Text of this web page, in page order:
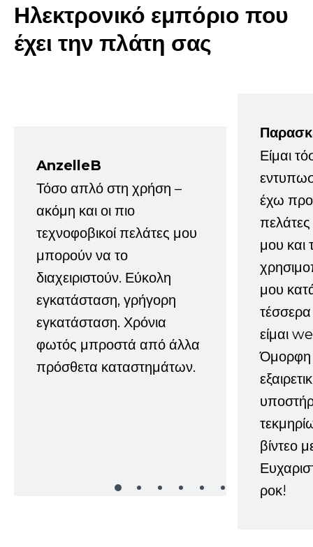
Ηλεκτρονικό εμπόριο που
έχει την πλάτη σας
AnzelleB
Τόσο απλό στη χρήση –
ακόμη και οι πιο
τεχνοφοβικοί πελάτες μου
μπορούν να το
διαχειριστούν. Εύκολη
εγκατάσταση, γρήγορη
εγκατάσταση. Χρόνια
φωτός μπροστά από άλλα
πρόσθετα καταστημάτων.
Είμαι
έχω
μου και
μου
είμαι
Όμορφη
βίντεο
ροκ!